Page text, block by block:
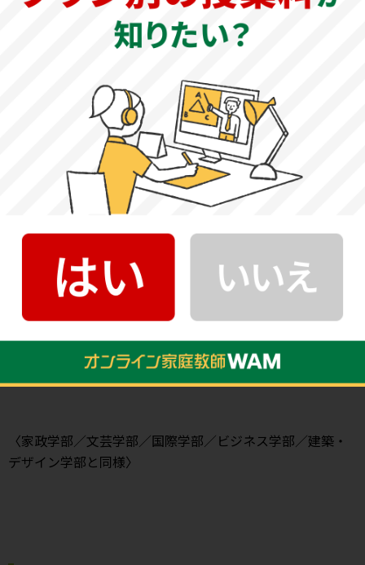
化学：試験時間60分、全問マークシート方式です。「化学
基礎・化学」の範囲から、物質の状態と平衡・物質の変化
と平衡（化学反応と平衡を除く )・無機物質の性質と利用・
30問で、語句解答や計算、正しい説明を選ぶ問題などとな
ります。実験問題も含まれており、実験の手順や、反応の
仕方、結果など一連の流れを押さえておきましょう。複数
年分の過去問で、出題傾向や形式に慣れておくことが大切
式となります。「生物基礎・生物」の範囲から、生命現象
と物質・生物の環境応答について出題されます。空欄補充
問題や語句解答、組み合わせ問題の他、適切な記述を選ぶ
書を活用して基礎知識を定着させ、複数年分の過去問で出
題傾向や形式を把握しておくことが大切です。
〈家政学部／文芸学部／国際学部／ビジネス学部／建築・
デザイン学部と同様〉